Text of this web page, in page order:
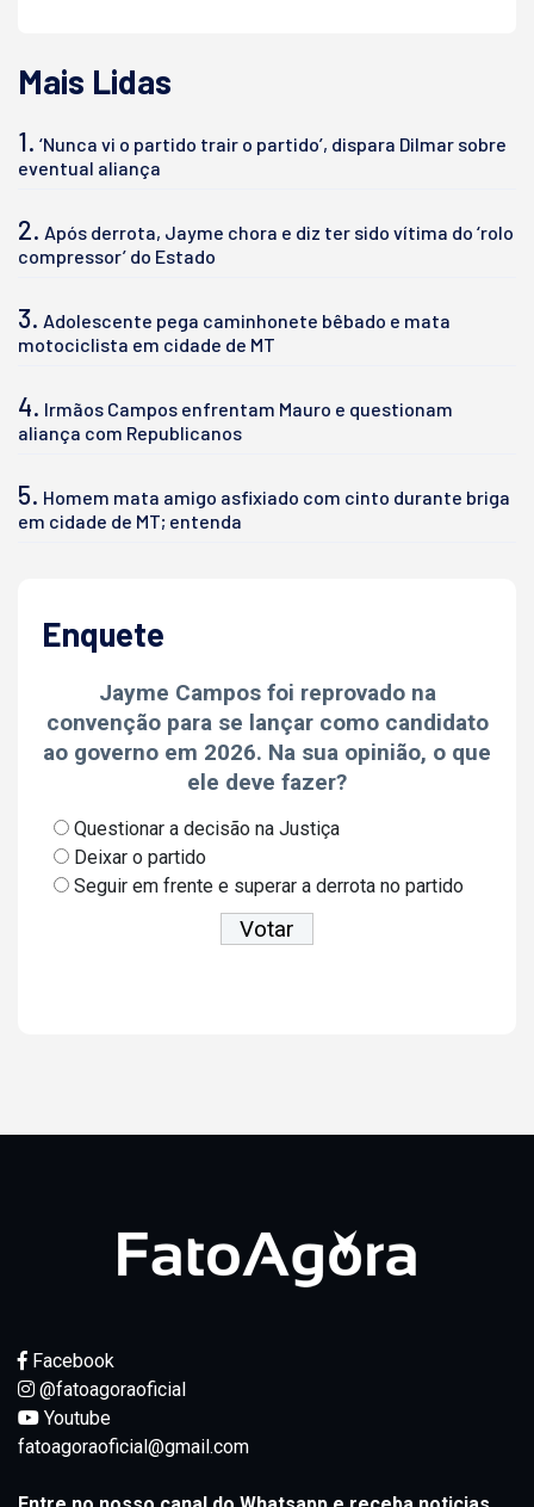
Mais Lidas
1. ‘Nunca vi o partido trair o partido’, dispara Dilmar sobre
eventual aliança
2. Após derrota, Jayme chora e diz ter sido vítima do ‘rolo
compressor’ do Estado
3. Adolescente pega caminhonete bêbado e mata
motociclista em cidade de MT
4. Irmãos Campos enfrentam Mauro e questionam
aliança com Republicanos
5. Homem mata amigo asfixiado com cinto durante briga
em cidade de MT; entenda
Enquete
Jayme Campos foi reprovado na
convenção para se lançar como candidato
ao governo em 2026. Na sua opinião, o que
ele deve fazer?
Questionar a decisão na Justiça
Deixar o partido
Seguir em frente e superar a derrota no partido
Facebook
@fatoagoraoficial
Youtube
fatoagoraoficial@gmail.com